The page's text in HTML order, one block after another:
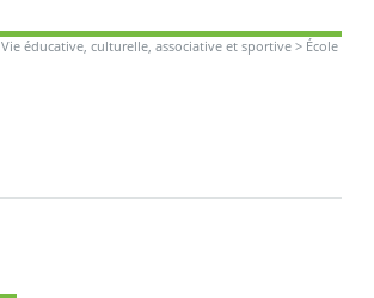
Vie éducative, culturelle, associative et sportive> École